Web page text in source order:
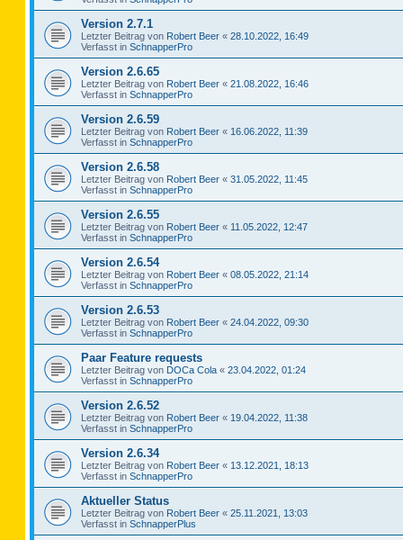
Version 2.7.1
Letzter Beitrag von Robert Beer « 28.10.2022, 16:49
Verfasst in SchnapperPro
Version 2.6.65
Letzter Beitrag von Robert Beer « 21.08.2022, 16:46
Verfasst in SchnapperPro
Version 2.6.59
Letzter Beitrag von Robert Beer « 16.06.2022, 11:39
Verfasst in SchnapperPro
Version 2.6.58
Letzter Beitrag von Robert Beer « 31.05.2022, 11:45
Verfasst in SchnapperPro
Version 2.6.55
Letzter Beitrag von Robert Beer « 11.05.2022, 12:47
Verfasst in SchnapperPro
Version 2.6.54
Letzter Beitrag von Robert Beer « 08.05.2022, 21:14
Verfasst in SchnapperPro
Version 2.6.53
Letzter Beitrag von Robert Beer « 24.04.2022, 09:30
Verfasst in SchnapperPro
Paar Feature requests
Letzter Beitrag von DOCa Cola « 23.04.2022, 01:24
Verfasst in SchnapperPro
Version 2.6.52
Letzter Beitrag von Robert Beer « 19.04.2022, 11:38
Verfasst in SchnapperPro
Version 2.6.34
Letzter Beitrag von Robert Beer « 13.12.2021, 18:13
Verfasst in SchnapperPro
Aktueller Status
Letzter Beitrag von Robert Beer « 25.11.2021, 13:03
Verfasst in SchnapperPlus